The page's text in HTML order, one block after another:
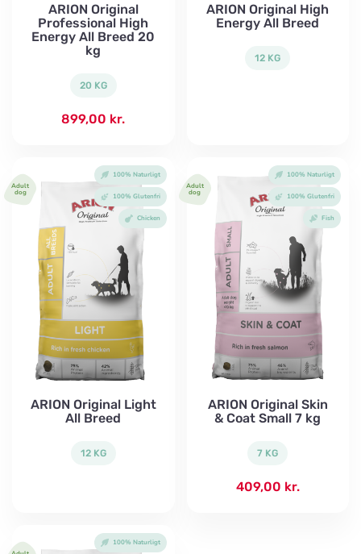
ARION Original
Professional High
Energy All Breed 20
kg
20 KG
899,00 kr.
ARION Original High
Energy All Breed
12 KG
Adult
dog
100% Naturligt
100% Glutenfri
Chicken
ARION Original Light
All Breed
12 KG
Adult
dog
100% Naturligt
100% Glutenfri
Fish
ARION Original Skin
& Coat Small 7 kg
7 KG
409,00 kr.
100% Naturligt